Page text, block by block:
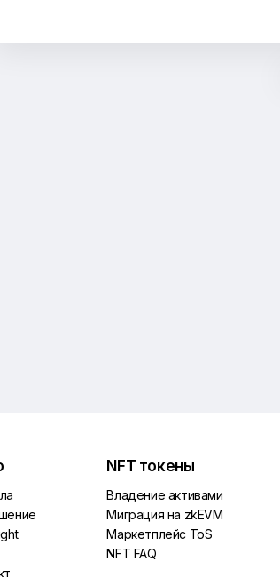
NFT токены
Владение активами
Миграция на zkEVM
Маркетплейс ToS
NFT FAQ